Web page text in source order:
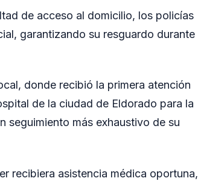
de acceso al domicilio, los policías
garantizando su resguardo durante
donde recibió la primera atención
de la ciudad de Eldorado para la
seguimiento más exhaustivo de su
recibiera asistencia médica oportuna,